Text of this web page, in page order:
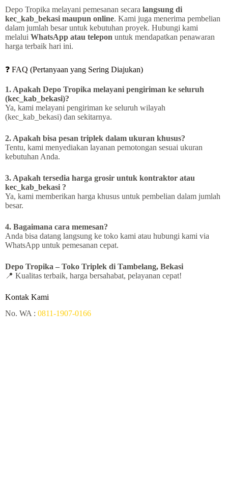
Depo Tropika melayani pemesanan secara langsung di
kec_kab_bekasi maupun online. Kami juga menerima pembelian
dalam jumlah besar untuk kebutuhan proyek. Hubungi kami
melalui WhatsApp atau telepon untuk mendapatkan penawaran
harga terbaik hari ini.
❓ FAQ (Pertanyaan yang Sering Diajukan)
1. Apakah Depo Tropika melayani pengiriman ke seluruh
(kec_kab_bekasi)?
Ya, kami melayani pengiriman ke seluruh wilayah
(kec_kab_bekasi) dan sekitarnya.
2. Apakah bisa pesan triplek dalam ukuran khusus?
Tentu, kami menyediakan layanan pemotongan sesuai ukuran
kebutuhan Anda.
3. Apakah tersedia harga grosir untuk kontraktor atau
kec_kab_bekasi ?
Ya, kami memberikan harga khusus untuk pembelian dalam jumlah
besar.
4. Bagaimana cara memesan?
Anda bisa datang langsung ke toko kami atau hubungi kami via
WhatsApp untuk pemesanan cepat.
Depo Tropika – Toko Triplek di Tambelang, Bekasi
📍 Kualitas terbaik, harga bersahabat, pelayanan cepat!
Kontak Kami
No. WA : 0811-1907-0166